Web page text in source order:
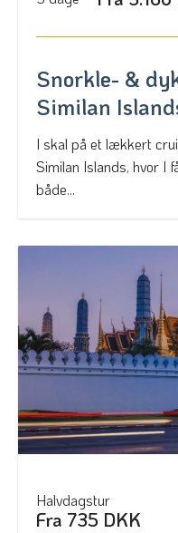
Snorkle- &
Similan
I skal på et lækkert
Similan Islands, hvor I
både...
Halvdagstur
Fra 735 DKK